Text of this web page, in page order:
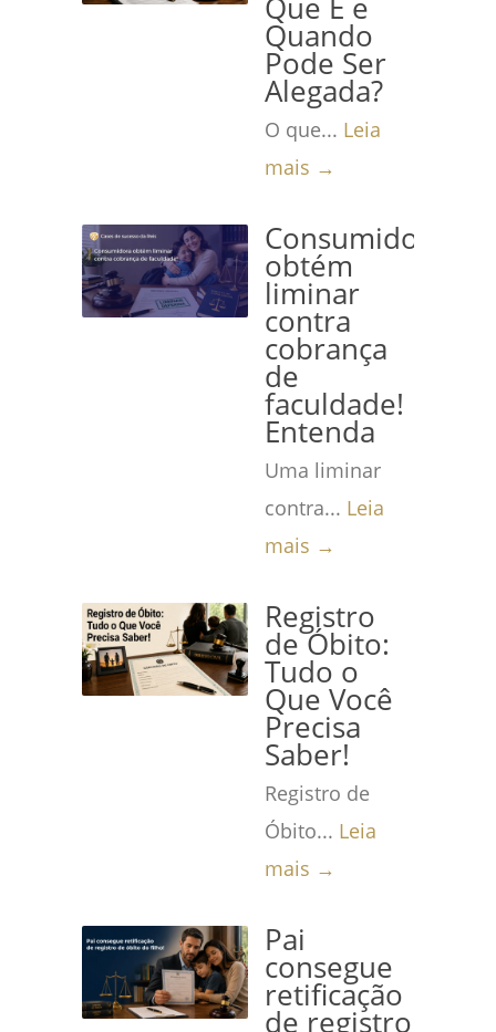
Que É e
Quando
Pode Ser
Alegada?
O que... Leia
mais →
Consumidora
obtém
liminar
contra
cobrança
de
faculdade!
Entenda
Uma liminar
contra... Leia
mais →
Registro
de Óbito:
Tudo o
Que Você
Precisa
Saber!
Registro de
Óbito... Leia
mais →
Pai
consegue
retificação
de registro